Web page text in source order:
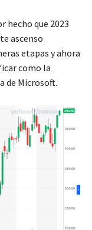
hecho que 2023
ascenso
etapas y ahora
como la
de Microsoft.